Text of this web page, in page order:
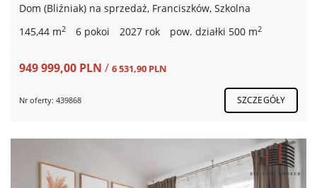
Dom (Bliźniak) na sprzedaż, Franciszków, Szkolna
145,44 m2 6 pokoi 2027 rok pow. działki 500 m2
949 999,00 PLN / 6 531,90 PLN
Nr oferty: 439868 SZCZEGÓŁY